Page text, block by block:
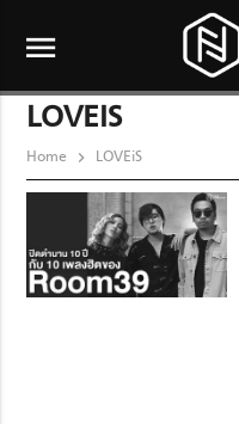
menu
LOVEIS
Home LOVEiS